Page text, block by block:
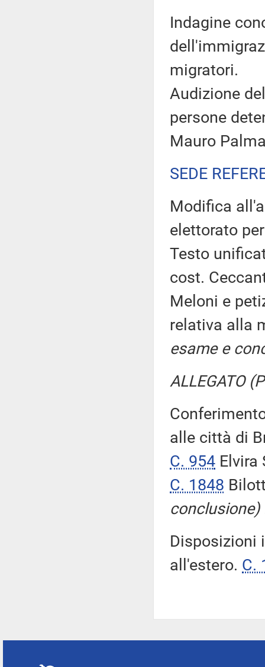
Indagine
migratori.
Audizione
persone
Mauro
SEDE
Modifica
elettorato
Testo
cost.
Meloni e
relativa alla
esame e
ALLEGATO
alle città di
C. 954 Elvira
C. 1848
conclusione)
Disposizioni
all'estero. C.